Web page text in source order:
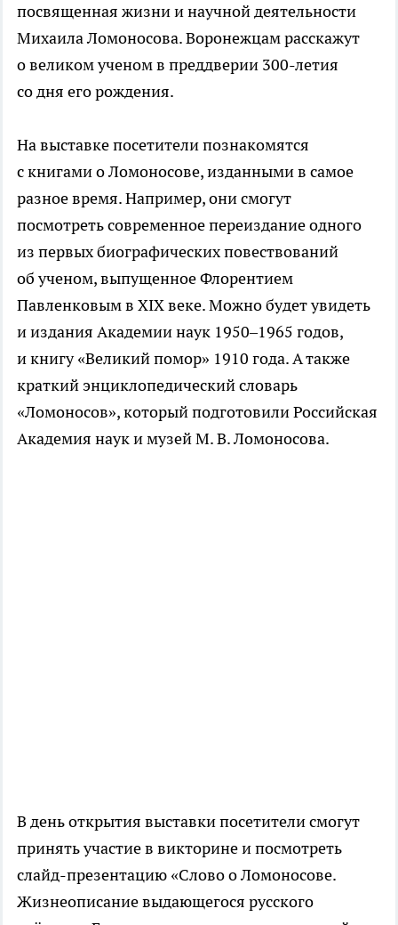
посвященная жизни и научной деятельности
Михаила Ломоносова. Воронежцам расскажут
о великом ученом в преддверии 300-летия
со дня его рождения.
На выставке посетители познакомятся
с книгами о Ломоносове, изданными в самое
разное время. Например, они смогут
посмотреть современное переиздание одного
из первых биографических повествований
об ученом, выпущенное Флорентием
Павленковым в XIX веке. Можно будет увидеть
и издания Академии наук 1950–1965 годов,
и книгу «Великий помор» 1910 года. А также
краткий энциклопедический словарь
«Ломоносов», который подготовили Российская
Академия наук и музейМ. В. Ломоносова.
В день открытия выставки посетители смогут
принять участие в викторине и посмотреть
слайд-презентацию «Слово о Ломоносове.
Жизнеописание выдающегося русского